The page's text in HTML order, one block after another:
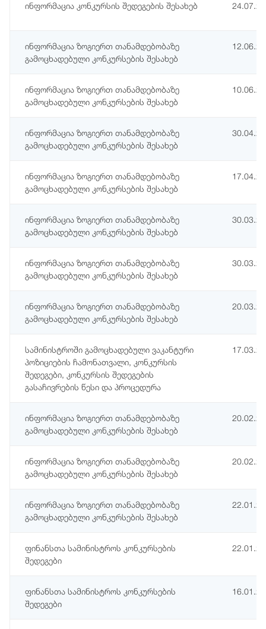
ინფორმაცია კონკურსის შედეგების შესახებ
ინფორმაცია ზოგიერთ თანამდებობაზე
გამოცხადებული კონკურსების შესახებ
ინფორმაცია ზოგიერთ თანამდებობაზე
გამოცხადებული კონკურსების შესახებ
ინფორმაცია ზოგიერთ თანამდებობაზე
გამოცხადებული კონკურსების შესახებ
ინფორმაცია ზოგიერთ თანამდებობაზე
გამოცხადებული კონკურსების შესახებ
ინფორმაცია ზოგიერთ თანამდებობაზე
გამოცხადებული კონკურსების შესახებ
ინფორმაცია ზოგიერთ თანამდებობაზე
გამოცხადებული კონკურსების შესახებ
ინფორმაცია ზოგიერთ თანამდებობაზე
გამოცხადებული კონკურსების შესახებ
სამინისტროში გამოცხადებული ვაკანტური
პოზიციების ჩამონათვალი, კონკურსის
შედეგები, კონკურსის შედეგების
გასაჩივრების წესი და პროცედურა
ინფორმაცია ზოგიერთ თანამდებობაზე
გამოცხადებული კონკურსების შესახებ
ინფორმაცია ზოგიერთ თანამდებობაზე
გამოცხადებული კონკურსების შესახებ
ინფორმაცია ზოგიერთ თანამდებობაზე
გამოცხადებული კონკურსების შესახებ
ფინანსთა სამინისტროს კონკურსების
შედეგები
ფინანსთა სამინისტროს კონკურსების
შედეგები